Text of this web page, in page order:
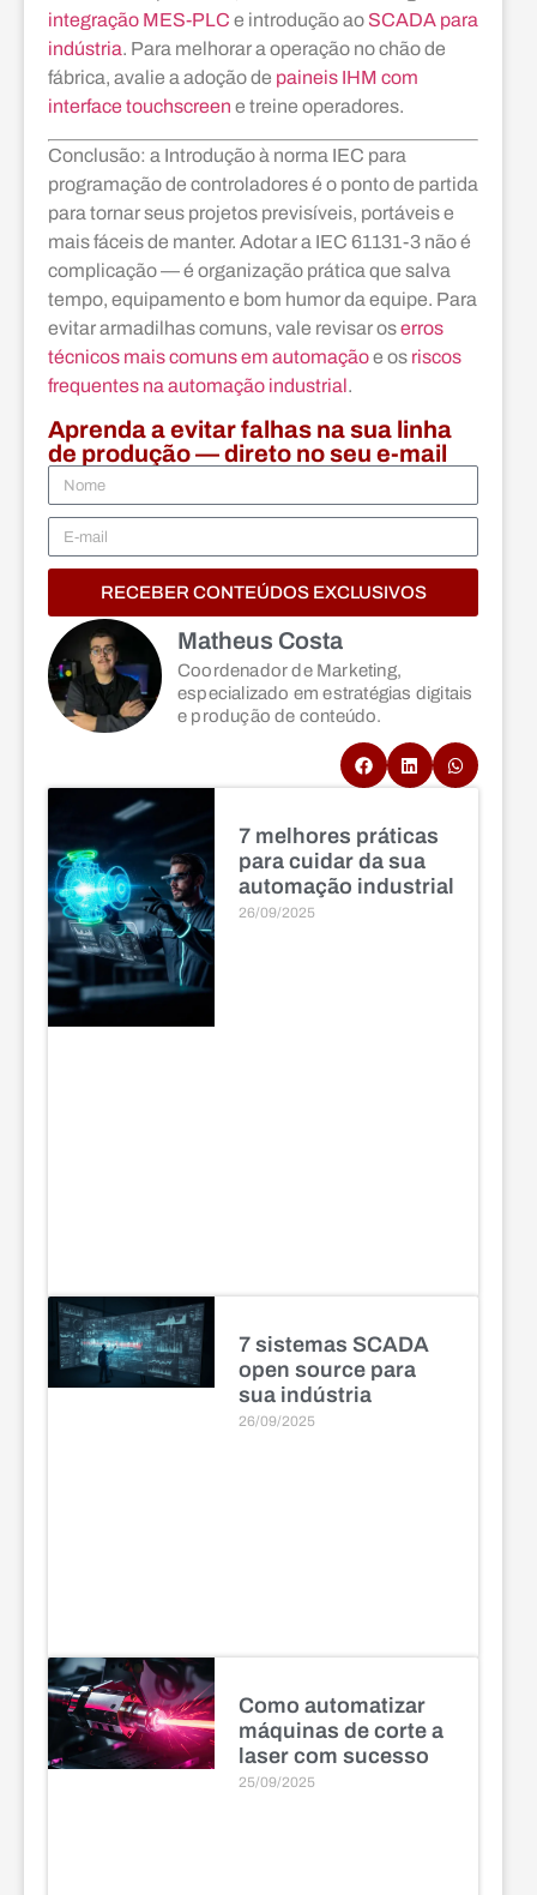
integração MES-PLC e introdução ao SCADA para
indústria. Para melhorar a operação no chão de
fábrica, avalie a adoção de paineis IHM com
interface touchscreen e treine operadores.
Conclusão: a Introdução à norma IEC para
programação de controladores é o ponto de partida
para tornar seus projetos previsíveis, portáveis e
mais fáceis de manter. Adotar a IEC 61131-3 não é
complicação — é organização prática que salva
tempo, equipamento e bom humor da equipe. Para
evitar armadilhas comuns, vale revisar oserros
técnicos mais comuns em automaçãoe os riscos
frequentes na automação industrial.
Aprenda a evitar falhas na sua linha
de produção — direto no seu e-mail
RECEBER CONTEÚDOS EXCLUSIVOS
Matheus Costa
Coordenador de Marketing,
especializado em estratégias digitais
e produção de conteúdo.
7 melhores práticas
para cuidar da sua
automação industrial
26/09/2025
7 sistemas SCADA
open source para
sua indústria
26/09/2025
Como automatizar
máquinas de corte a
laser com sucesso
25/09/2025